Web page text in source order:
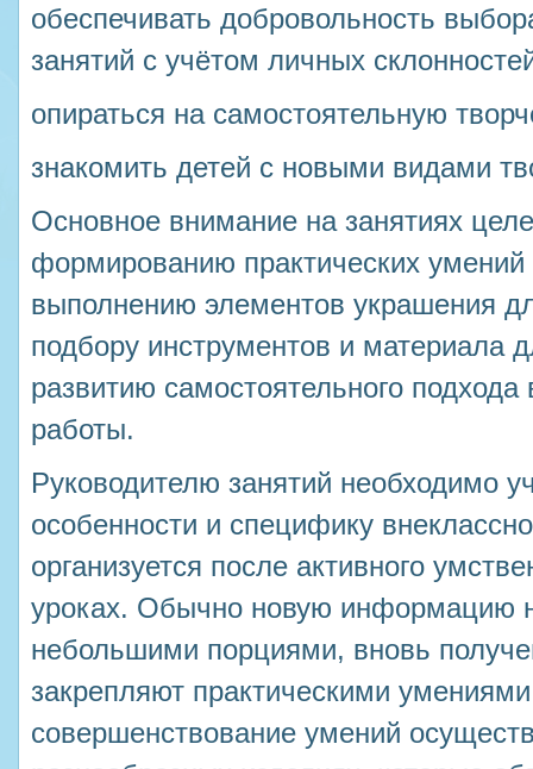
обеспечивать добровольность
занятий с учётом личных
опираться на самостоятельную
знакомить детей с новыми видами
Основное внимание на занятиях
формированию практических
выполнению элементов украшения
подбору инструментов и материала
развитию самостоятельного
работы.
Руководителю занятий необходимо
особенности и специфику
организуется после активного
уроках. Обычно новую информацию
небольшими порциями, вновь
закрепляют практическими
совершенствование умений